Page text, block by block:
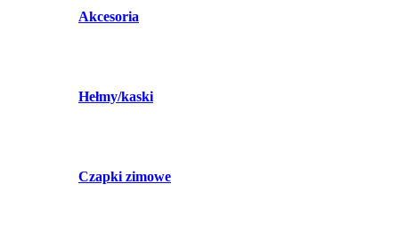
Akcesoria
Hełmy/kaski
Czapki zimowe